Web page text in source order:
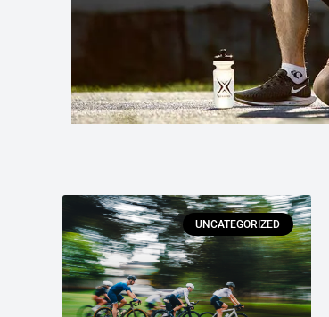
UNCATEGORIZED